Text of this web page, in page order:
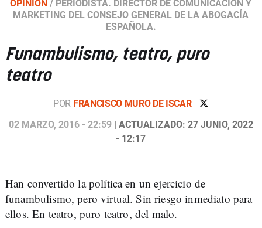
OPINIÓN / PERIODISTA. DIRECTOR DE COMUNICACIÓN Y
MARKETING DEL CONSEJO GENERAL DE LA ABOGACÍA
ESPAÑOLA.
Funambulismo, teatro, puro
teatro
POR FRANCISCO MURO DE ISCAR
02 MARZO, 2016 - 22:59| ACTUALIZADO: 27 JUNIO, 2022
- 12:17
Han convertido la política en un ejercicio de
funambulismo, pero virtual. Sin riesgo inmediato para
ellos. En teatro, puro teatro, del malo.